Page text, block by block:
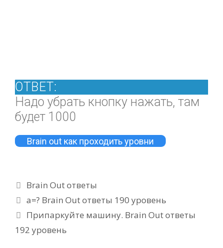
ОТВЕТ:
Надо убрать кнопку нажать, там
будет 1000
Brain out как проходить уровни
Рубрики
Brain Out ответы
а=? Brain Out ответы 190 уровень
Припаркуйте машину. Brain Out ответы
192 уровень